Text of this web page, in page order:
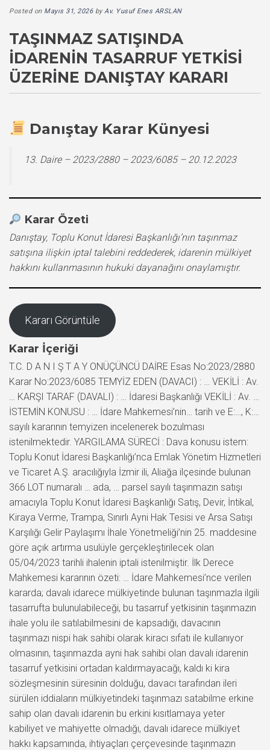
Posted on Mayıs 31, 2026byAv. Yusuf Enes ARSLAN
TAŞINMAZ SATIŞINDA
İDARENIN TASARRUF YETKISI
ÜZERINE DANIŞTAY KARARI
Danıştay Karar Künyesi
13. Daire – 2023/2880 – 2023/6085 – 20.12.2023
Karar Özeti
Danıştay, Toplu Konut İdaresi Başkanlığı’nın taşınmaz
satışına ilişkin iptal talebini reddederek, idarenin mülkiyet
hakkını kullanmasının hukuki dayanağını onaylamıştır.
Kararı Görüntüle
Karar İçeriği
T.C. D A N I Ş T A Y ONÜÇÜNCÜ DAİRE Esas No:2023/2880
Karar No:2023/6085 TEMYİZ EDEN (DAVACI) : … VEKİLİ : Av.
… KARŞI TARAF (DAVALI) : … İdaresi Başkanlığı VEKİLİ : Av. …
İSTEMİN KONUSU : … İdare Mahkemesi’nin… tarih ve E:…, K:…
sayılı kararının temyizen incelenerek bozulması
istenilmektedir. YARGILAMA SÜRECİ : Dava konusu istem:
Toplu Konut İdaresi Başkanlığı’nca Emlak Yönetim Hizmetleri
ve Ticaret A.Ş. aracılığıyla İzmir ili, Aliağa ilçesinde bulunan
366 LOT numaralı … ada, … parsel sayılı taşınmazın satışı
amacıyla Toplu Konut İdaresi Başkanlığı Satış, Devir, İntikal,
Kiraya Verme, Trampa, Sınırlı Ayni Hak Tesisi ve Arsa Satışı
Karşılığı Gelir Paylaşımı İhale Yönetmeliği’nin 25. maddesine
göre açık artırma usulüyle gerçekleştirilecek olan
05/04/2023 tarihli ihalenin iptali istenilmiştir. İlk Derece
Mahkemesi kararının özeti: … İdare Mahkemesi’nce verilen
kararda; davalı idarece mülkiyetinde bulunan taşınmazla ilgili
tasarrufta bulunulabileceği, bu tasarruf yetkisinin taşınmazın
ihale yolu ile satılabilmesini de kapsadığı, davacının
taşınmazı nispi hak sahibi olarak kiracı sıfatı ile kullanıyor
olmasının, taşınmazda ayni hak sahibi olan davalı idarenin
tasarruf yetkisini ortadan kaldırmayacağı, kaldı ki kira
sözleşmesinin süresinin dolduğu, davacı tarafından ileri
sürülen iddiaların mülkiyetindeki taşınmazı satabilme erkine
sahip olan davalı idarenin bu erkini kısıtlamaya yeter
kabiliyet ve mahiyette olmadığı, davalı idarece mülkiyet
hakkı kapsamında, ihtiyaçları çerçevesinde taşınmazın